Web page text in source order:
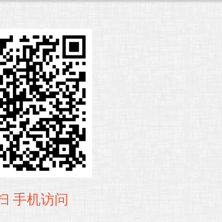
手机访问